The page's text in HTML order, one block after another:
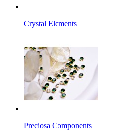
Crystal Elements
Preciosa Components